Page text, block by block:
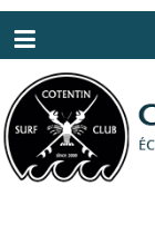
Panneau de gestion